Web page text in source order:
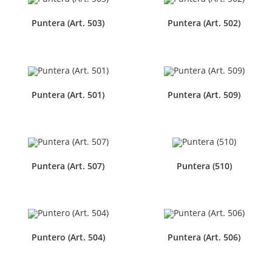
Puntera (Art. 503) Puntera (Art. 502)
Puntera (Art. 501) Puntera (Art. 509)
Puntera (Art. 507) Puntera (510)
Puntero (Art. 504) Puntera (Art. 506)